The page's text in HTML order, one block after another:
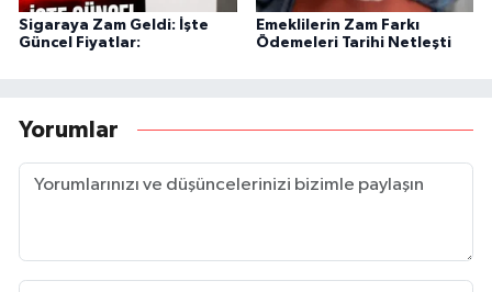
Sigaraya Zam Geldi: İşte
Güncel Fiyatlar:
Emeklilerin Zam Farkı
Ödemeleri Tarihi Netleşti
Yorumlar